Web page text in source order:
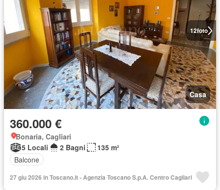
12foto
Casa
360.000 €
Bonaria, Cagliari
5 Locali
2 Bagni
135 m²
Balcone
27 giu 2026 in Toscano.it - Agenzia Toscano S.p.A. Centro Cagliari